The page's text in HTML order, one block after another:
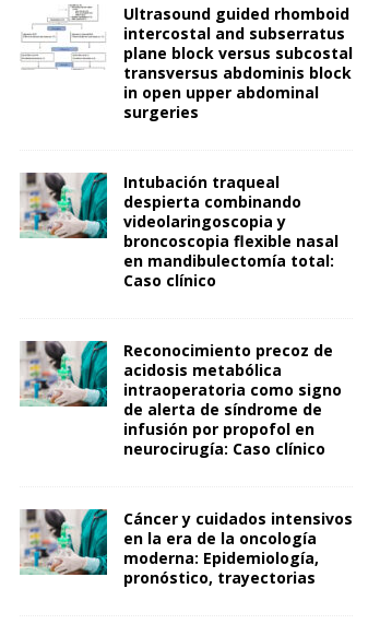
Ultrasound guided rhomboid
intercostal and subserratus
plane block versus subcostal
transversus abdominis block
in open upper abdominal
surgeries
Intubación traqueal
despierta combinando
videolaringoscopia y
broncoscopia flexible nasal
en mandibulectomía total:
Caso clínico
Reconocimiento precoz de
acidosis metabólica
intraoperatoria como signo
de alerta de síndrome de
infusión por propofol en
neurocirugía: Caso clínico
Cáncer y cuidados intensivos
en la era de la oncología
moderna: Epidemiología,
pronóstico, trayectorias